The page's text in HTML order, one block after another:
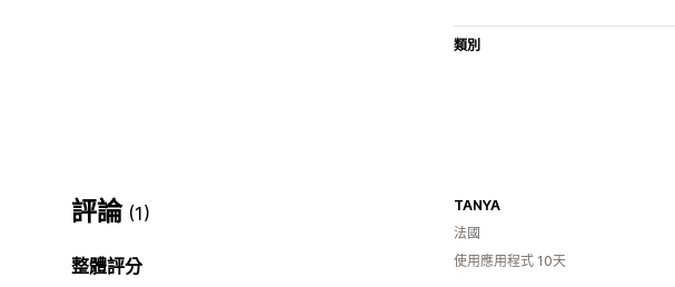
類別
評論 (1)
整體評分
TANYA
法國
使用應用程式 10天